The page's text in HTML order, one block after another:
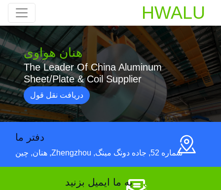
HWALU
هنان هواوی
The Leader Of China Aluminum
Sheet/Plate & Coil Supplier
دریافت نقل قول
دفتر ما
شماره 52, جاده دونگ مینگ, Zhengzhou, هنان, چین
به ما ایمیل بزنید